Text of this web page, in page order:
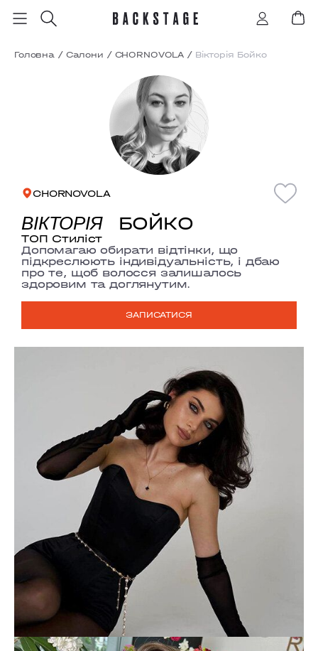
Головна / Салони / CHORNOVOLA / Вікторія Бойко
CHORNOVOLA
ВІКТОРІЯ БОЙКО
ТОП Стиліст
Допомагаю обирати відтінки, що
підкреслюють індивідуальність, і дбаю
про те, щоб волосся залишалось
здоровим та доглянутим.
ЗАПИСАТИСЯ